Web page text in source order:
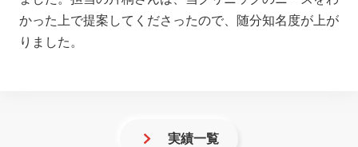
かった上で提案してくださったので、随分知名度が上が
りました。
実績一覧